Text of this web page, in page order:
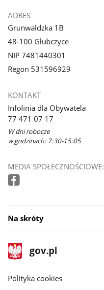
ADRES
Grunwaldzka 1B
48-100 Głubczyce
NIP 7481440301
Regon 531596929
KONTAKT
Infolinia dla Obywatela
77 471 07 17
W dni robocze
w godzinach: 7:30-15:05
MEDIA SPOŁECZNOŚCIOWE:
Na skróty
stopka
gov.pl
Strona
gov.pl
gov.pl
Polityka cookies